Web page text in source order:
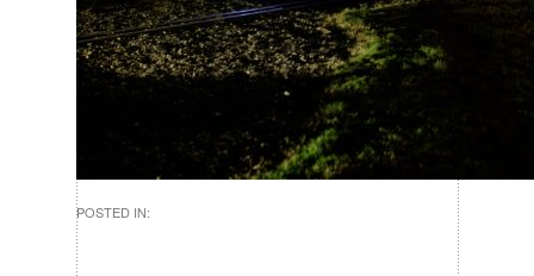
POSTED IN: